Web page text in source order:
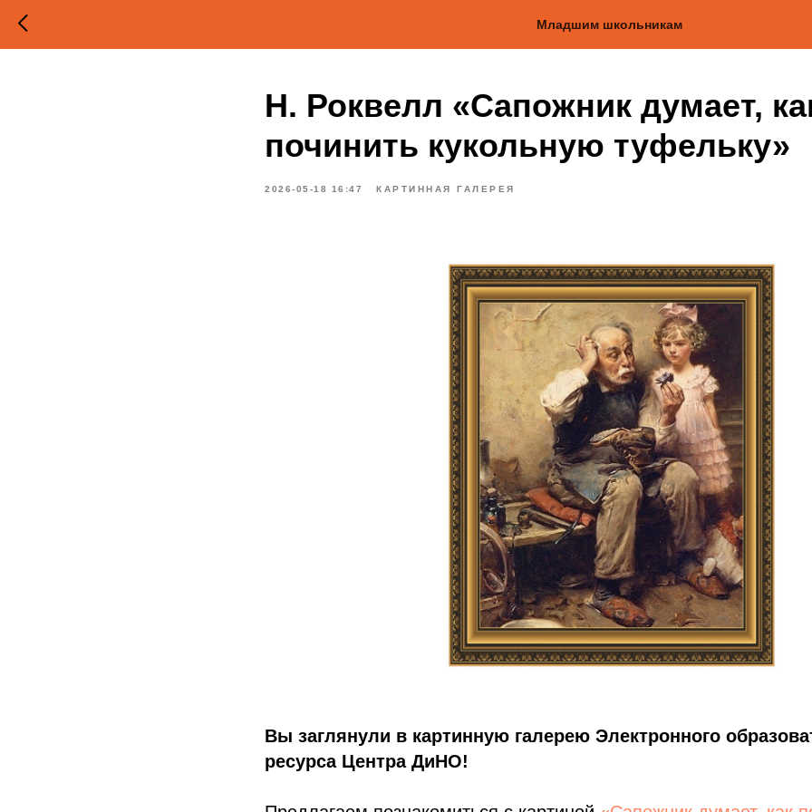
Младшим школьникам
Н. Роквелл «Сапожник думает,
починить кукольную туфельку»
2026-05-18 16:47 КАРТИННАЯ ГАЛЕРЕЯ
Вы заглянули в картинную галерею Электронного
ресурса Центра ДиНО!